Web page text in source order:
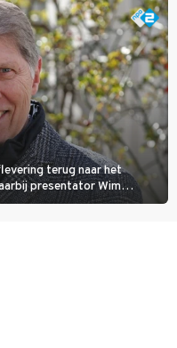
terug naar het
presentator Wim
de tijd aan de hand van